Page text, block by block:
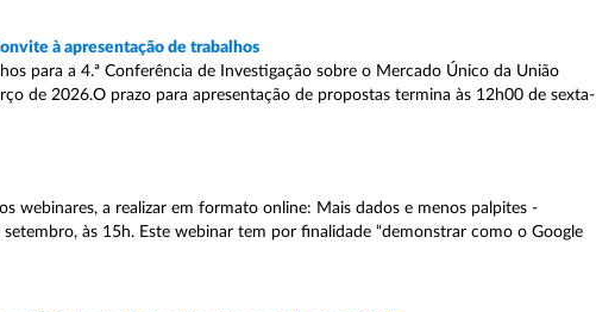
à apresentação de trabalhos
para a 4.ª Conferência de Investigação sobre o Mercado Único da União
de 2026.O prazo para apresentação de propostas termina às 12h00 de sexta-
webinares, a realizar em formato online: Mais dados e menos palpites -
às 15h. Este webinar tem por finalidade “demonstrar como o Google